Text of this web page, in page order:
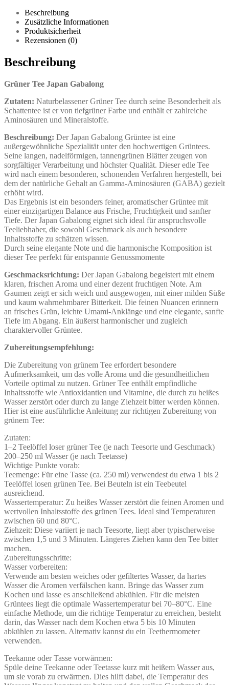
Beschreibung
Zusätzliche Informationen
Produktsicherheit
Rezensionen (0)
Beschreibung
Grüner Tee Japan Gabalong
Zutaten: Naturbelassener Grüner Tee durch seine Besonderheit als
Schattentee ist er von tiefgrüner Farbe und enthält er zahlreiche
Aminosäuren und Mineralstoffe.
Beschreibung: Der Japan Gabalong Grüntee ist eine
außergewöhnliche Spezialität unter den hochwertigen Grüntees.
Seine langen, nadelförmigen, tannengrünen Blätter zeugen von
sorgfältiger Verarbeitung und höchster Qualität. Dieser edle Tee
wird nach einem besonderen, schonenden Verfahren hergestellt, bei
dem der natürliche Gehalt an Gamma-Aminosäuren (GABA) gezielt
erhöht wird.
Das Ergebnis ist ein besonders feiner, aromatischer Grüntee mit
einer einzigartigen Balance aus Frische, Fruchtigkeit und sanfter
Tiefe. Der Japan Gabalong eignet sich ideal für anspruchsvolle
Teeliebhaber, die sowohl Geschmack als auch besondere
Inhaltsstoffe zu schätzen wissen.
Durch seine elegante Note und die harmonische Komposition ist
dieser Tee perfekt für entspannte Genussmomente
Geschmacksrichtung: Der Japan Gabalong begeistert mit einem
klaren, frischen Aroma und einer dezent fruchtigen Note. Am
Gaumen zeigt er sich weich und ausgewogen, mit einer milden Süße
und kaum wahrnehmbarer Bitterkeit. Die feinen Nuancen erinnern
an frisches Grün, leichte Umami-Anklänge und eine elegante, sanfte
Tiefe im Abgang. Ein äußerst harmonischer und zugleich
charaktervoller Grüntee.
Zubereitungsempfehlung:
Die Zubereitung von grünem Tee erfordert besondere
Aufmerksamkeit, um das volle Aroma und die gesundheitlichen
Vorteile optimal zu nutzen. Grüner Tee enthält empfindliche
Inhaltsstoffe wie Antioxidantien und Vitamine, die durch zu heißes
Wasser zerstört oder durch zu lange Ziehzeit bitter werden können.
Hier ist eine ausführliche Anleitung zur richtigen Zubereitung von
grünem Tee:
Zutaten:
1–2 Teelöffel loser grüner Tee (je nach Teesorte und Geschmack)
200–250 ml Wasser (je nach Teetasse)
Wichtige Punkte vorab:
Teemenge: Für eine Tasse (ca. 250 ml) verwendest du etwa 1 bis 2
Teelöffel losen grünen Tee. Bei Beuteln ist ein Teebeutel
ausreichend.
Wassertemperatur: Zu heißes Wasser zerstört die feinen Aromen und
wertvollen Inhaltsstoffe des grünen Tees. Ideal sind Temperaturen
zwischen 60 und 80°C.
Ziehzeit: Diese variiert je nach Teesorte, liegt aber typischerweise
zwischen 1,5 und 3 Minuten. Längeres Ziehen kann den Tee bitter
machen.
Zubereitungsschritte:
Wasser vorbereiten:
Verwende am besten weiches oder gefiltertes Wasser, da hartes
Wasser die Aromen verfälschen kann. Bringe das Wasser zum
Kochen und lasse es anschließend abkühlen. Für die meisten
Grüntees liegt die optimale Wassertemperatur bei 70–80°C. Eine
einfache Methode, um die richtige Temperatur zu erreichen, besteht
darin, das Wasser nach dem Kochen etwa 5 bis 10 Minuten
abkühlen zu lassen. Alternativ kannst du ein Teethermometer
verwenden.
Teekanne oder Tasse vorwärmen:
Spüle deine Teekanne oder Teetasse kurz mit heißem Wasser aus,
um sie vorab zu erwärmen. Dies hilft dabei, die Temperatur des